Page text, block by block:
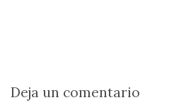
Deja un comentario